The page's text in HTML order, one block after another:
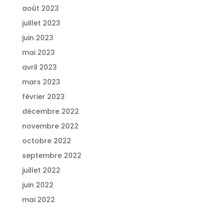
août 2023
juillet 2023
juin 2023
mai 2023
avril 2023
mars 2023
février 2023
décembre 2022
novembre 2022
octobre 2022
septembre 2022
juillet 2022
juin 2022
mai 2022